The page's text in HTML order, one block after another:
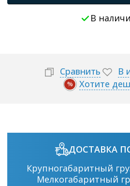
В
Сравнить В
% Хотите
ДОСТАВКА
Крупногабаритный
Мелкогабаритный